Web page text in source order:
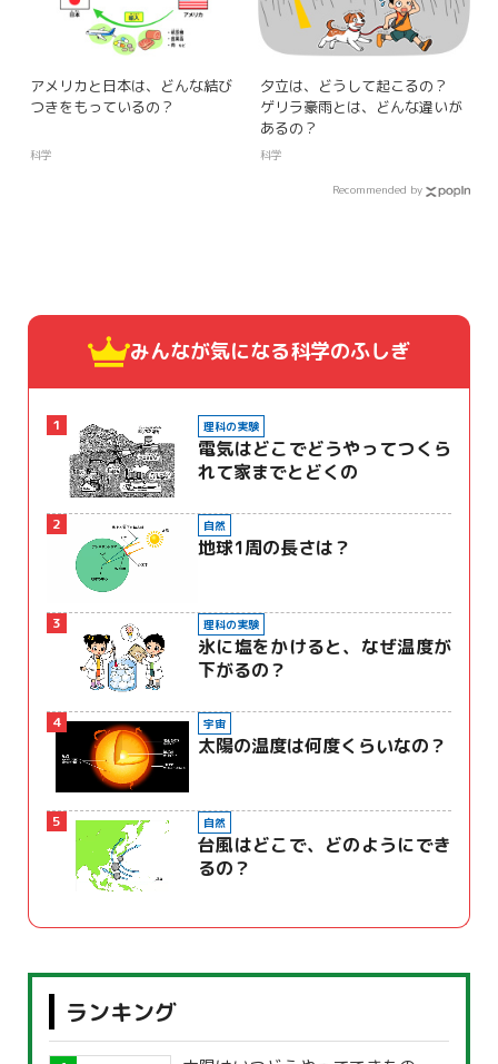
アメリカと日本は、どんな結び
つきをもっているの？
科学
夕立は、どうして起こるの？
ゲリラ豪雨とは、どんな違いが
あるの？
科学
Recommended by
みんなが気になる科学のふしぎ
1 理科の実験
電気はどこでどうやってつくら
れて家までとどくの
2 自然
地球1周の長さは？
3 理科の実験
氷に塩をかけると、なぜ温度が
下がるの？
4 宇宙
太陽の温度は何度くらいなの？
5 自然
台風はどこで、どのようにでき
るの？
ランキング